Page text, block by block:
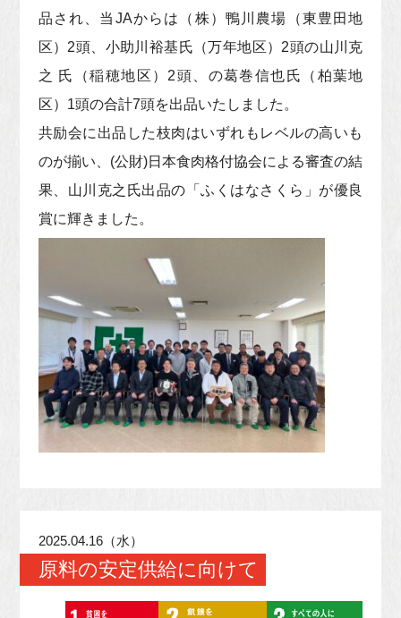
品され、当JAからは（株）鴨川農場（東豊田地
区）2頭、小助川裕基氏（万年地区）2頭の山川克
之 氏（稲穂地区）2頭、の葛巻信也氏（柏葉地
区）1頭の合計7頭を出品いたしました。
共励会に出品した枝肉はいずれもレベルの高いも
のが揃い、(公財)日本食肉格付協会による審査の結
果、山川克之氏出品の「ふくはなさくら」が優良
賞に輝きました。
2025.04.16（水）
原料の安定供給に向けて